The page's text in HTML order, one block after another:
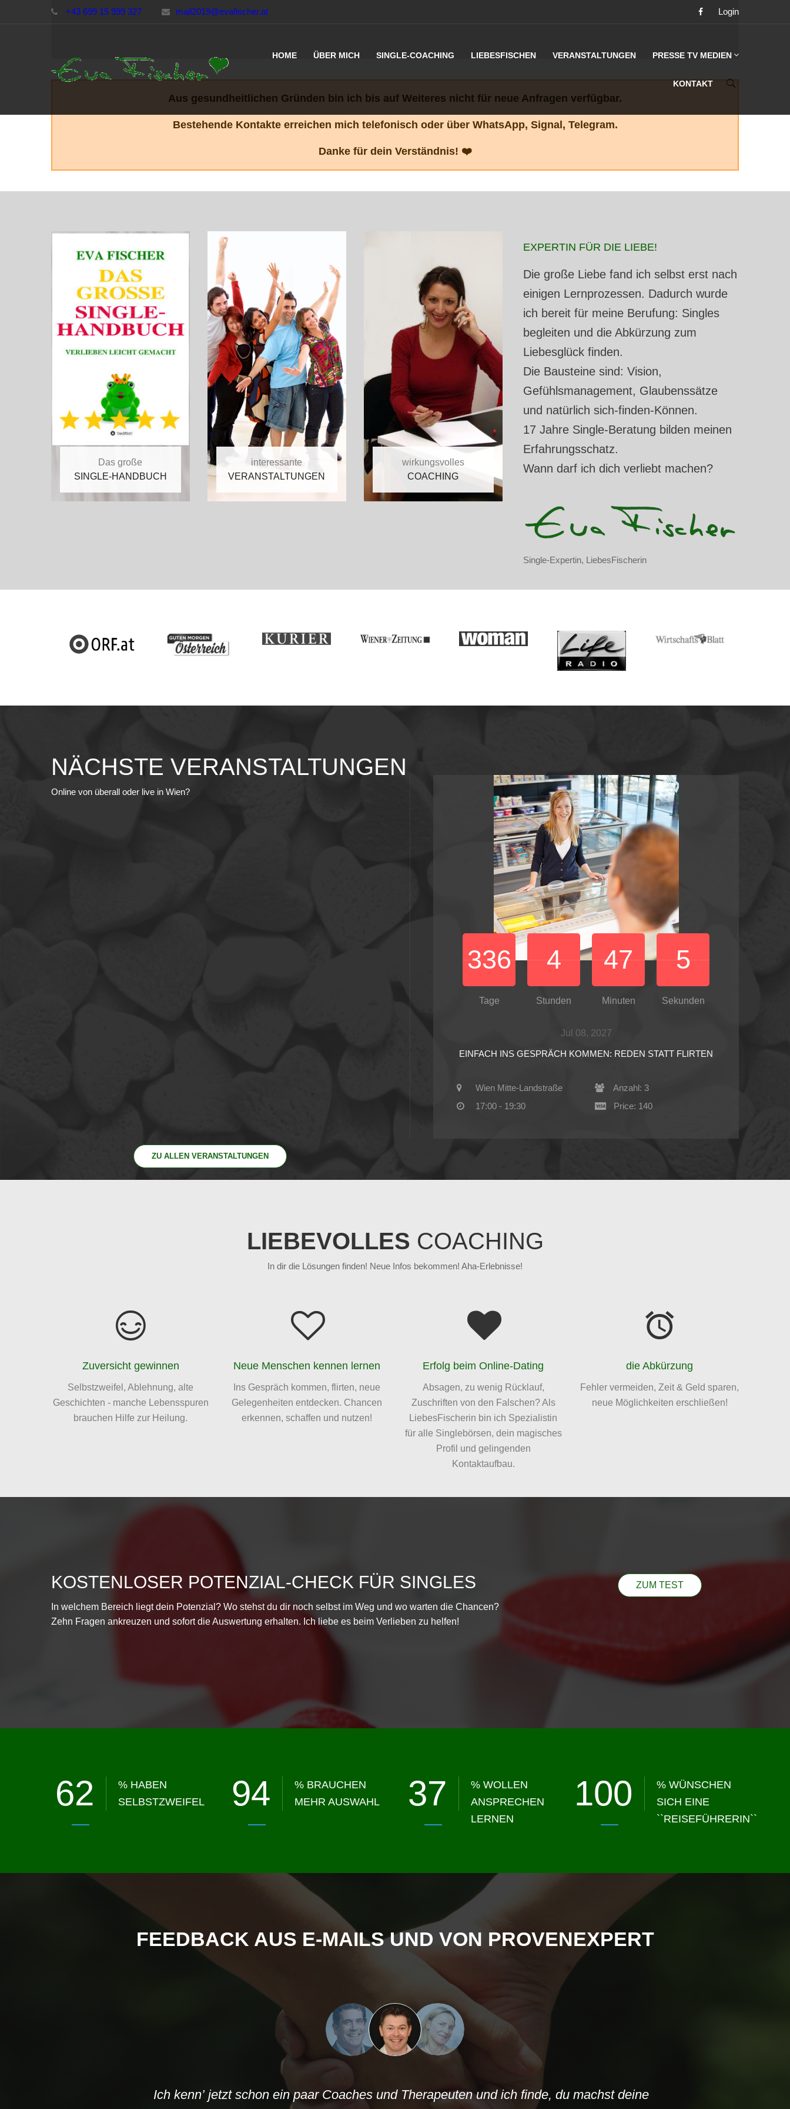
+43 699 15 999 327 mail2019@evafischer.at Login
HOME ÜBER MICH SINGLE-COACHING LIEBESFISCHEN VERANSTALTUNGEN PRESSE TV MEDIEN
KONTAKT
Aus gesundheitlichen Gründen bin ich bis auf Weiteres nicht für neue Anfragen verfügbar.
Bestehende Kontakte erreichen mich telefonisch oder über WhatsApp, Signal, Telegram.
Danke für dein Verständnis! ❤️
Das große
SINGLE-HANDBUCH
interessante
VERANSTALTUNGEN
wirkungsvolles
COACHING
EXPERTIN FÜR DIE LIEBE!
Die große Liebe fand ich selbst erst nach
einigen Lernprozessen. Dadurch wurde
ich bereit für meine Berufung: Singles
begleiten und die Abkürzung zum
Liebesglück finden.
Die Bausteine sind: Vision,
Gefühlsmanagement, Glaubenssätze
und natürlich sich-finden-Können.
17 Jahre Single-Beratung bilden meinen
Erfahrungsschatz.
Wann darf ich dich verliebt machen?
Single-Expertin, LiebesFischerin
NÄCHSTE VERANSTALTUNGEN
Online von überall oder live in Wien?
336
Tage
4
Stunden
47
Minuten
2
Sekunden
Jul 08, 2027
EINFACH INS GESPRÄCH KOMMEN: REDEN STATT FLIRTEN
Wien Mitte-Landstraße
Anzahl: 3
17:00 - 19:30
Price: 140
ZU ALLEN VERANSTALTUNGEN
LIEBEVOLLES COACHING
In dir die Lösungen finden! Neue Infos bekommen! Aha-Erlebnisse!
Zuversicht gewinnen
Selbstzweifel, Ablehnung, alte
Geschichten - manche Lebensspuren
brauchen Hilfe zur Heilung.
Neue Menschen kennen lernen
Ins Gespräch kommen, flirten, neue
Gelegenheiten entdecken. Chancen
erkennen, schaffen und nutzen!
Erfolg beim Online-Dating
Absagen, zu wenig Rücklauf,
Zuschriften von den Falschen? Als
LiebesFischerin bin ich Spezialistin
für alle Singlebörsen, dein magisches
Profil und gelingenden
Kontaktaufbau.
die Abkürzung
Fehler vermeiden, Zeit & Geld sparen,
neue Möglichkeiten erschließen!
KOSTENLOSER POTENZIAL-CHECK FÜR SINGLES
In welchem Bereich liegt dein Potenzial? Wo stehst du dir noch selbst im Weg und wo warten die Chancen?
Zehn Fragen ankreuzen und sofort die Auswertung erhalten. Ich liebe es beim Verlieben zu helfen!
ZUM TEST
62
% HABEN
SELBSTZWEIFEL
94
% BRAUCHEN
MEHR AUSWAHL
37
% WOLLEN
ANSPRECHEN
LERNEN
100
% WÜNSCHEN
SICH EINE
``REISEFÜHRERIN``
FEEDBACK AUS E-MAILS UND VON PROVENEXPERT
Ich habe vor 2 Jahren einen schweren Schicksalsschlag erlitten, in Verbindung mit einer